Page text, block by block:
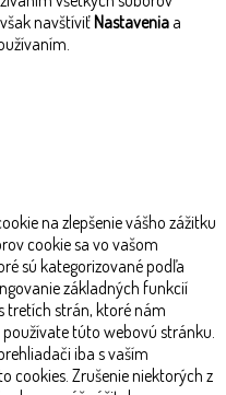
navštíviťNastavenia a
na zlepšenie vášho zážitku
cookie sa vo vašom
sú kategorizované podľa
základných funkcií
tretích strán, ktoré nám
túto webovú stránku.
iba s vaším
cookies. Zrušenie niektorých z